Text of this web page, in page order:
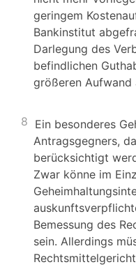
geringem
Bankinstitut
Darlegung des
befindlichen
größeren Aufwand
8 Ein besonderes
Antragsgegners,
berücksichtigt
Zwar könne im
Bemessung des
sein. Allerdings